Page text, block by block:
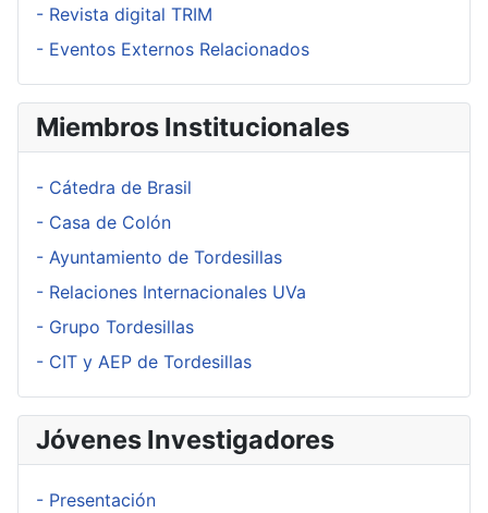
- Revista digital TRIM
- Eventos Externos Relacionados
Miembros Institucionales
- Cátedra de Brasil
- Casa de Colón
- Ayuntamiento de Tordesillas
- Relaciones Internacionales UVa
- Grupo Tordesillas
- CIT y AEP de Tordesillas
Jóvenes Investigadores
- Presentación